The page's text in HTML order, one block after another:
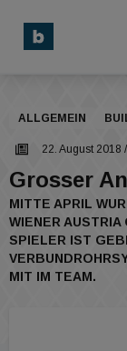
ALLGEMEIN
22. August 2018
Grosser
MITTE APRIL
WIENER
SPIELER IST
MIT IM TEAM.